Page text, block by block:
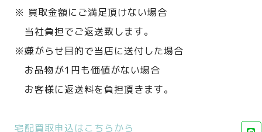
※ 買取金額にご満足頂けない場合
当社負担でご返送致します。
※嫌がらせ目的で当店に送付した場合
お品物が1円も価値がない場合
お客様に返送料を負担頂きます。
宅配買取申込はこちらから